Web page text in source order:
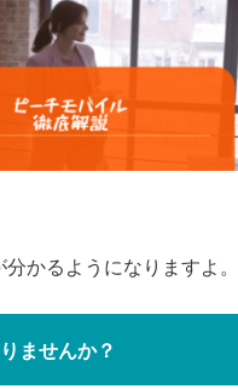
かるようになりますよ。
ませんか？